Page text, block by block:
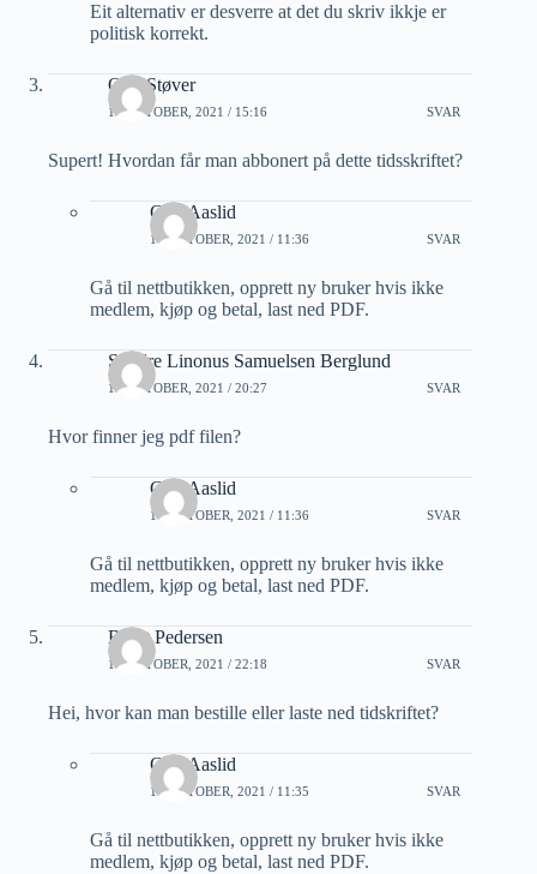
Eit alternativ er desverre at det du skriv ikkje er
politisk korrekt.
Otto Støver
13 OKTOBER, 2021 / 15:16 SVAR
Supert! Hvordan får man abbonert på dette tidsskriftet?
Geir Aaslid
14 OKTOBER, 2021 / 11:36 SVAR
Gå til nettbutikken, opprett ny bruker hvis ikke
medlem, kjøp og betal, last ned PDF.
Sondre Linonus Samuelsen Berglund
13 OKTOBER, 2021 / 20:27 SVAR
Hvor finner jeg pdf filen?
Geir Aaslid
14 OKTOBER, 2021 / 11:36 SVAR
Gå til nettbutikken, opprett ny bruker hvis ikke
medlem, kjøp og betal, last ned PDF.
Bernt Pedersen
13 OKTOBER, 2021 / 22:18 SVAR
Hei, hvor kan man bestille eller laste ned tidskriftet?
Geir Aaslid
14 OKTOBER, 2021 / 11:35 SVAR
Gå til nettbutikken, opprett ny bruker hvis ikke
medlem, kjøp og betal, last ned PDF.